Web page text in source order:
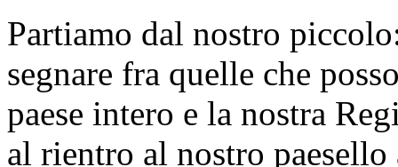
Partiamo dal nostro
segnare fra quelle che
paese intero e la nostra
al rientro al nostro